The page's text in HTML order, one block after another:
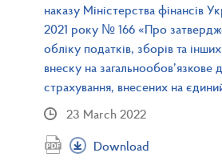
наказу Міністерства фінансів
2021 року № 166 «Про
обліку податків, зборів та
внеску на загальнообов’язкове
страхування, внесених на
23 March 2022
Download